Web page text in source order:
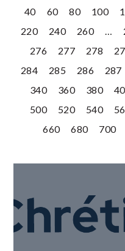
40
60 80 100
220
240 260 …
276
277 278
284
285 286 287
340
360 380
500
520 540
660
680 700